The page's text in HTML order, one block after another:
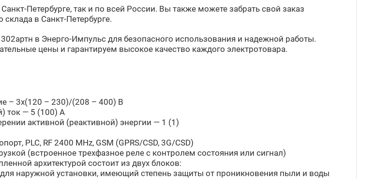
Петербурге, так и по всей России. Вы также можете забрать свой заказ
в Санкт-Петербурге.
в Энерго-Импульс для безопасного использования и надежной работы.
цены и гарантируем высокое качество каждого электротовара.
– 3х(120 – 230)/(208 – 400) В
ток — 5 (100) А
активной (реактивной) энергии — 1 (1)
PLC, RF 2400 MHz, GSM (GPRS/CSD, 3G/CSD)
(встроенное трехфазное реле с контролем состояния или сигнал)
архитектурой состоит из двух блоков:
для наружной установки, имеющий степень защиты от проникновения пыли и воды